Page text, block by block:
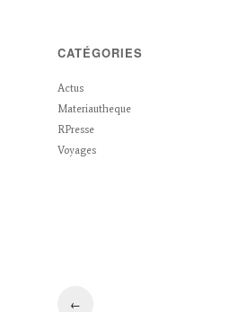
CATÉGORIES
Actus
Materiautheque
RPresse
Voyages
←